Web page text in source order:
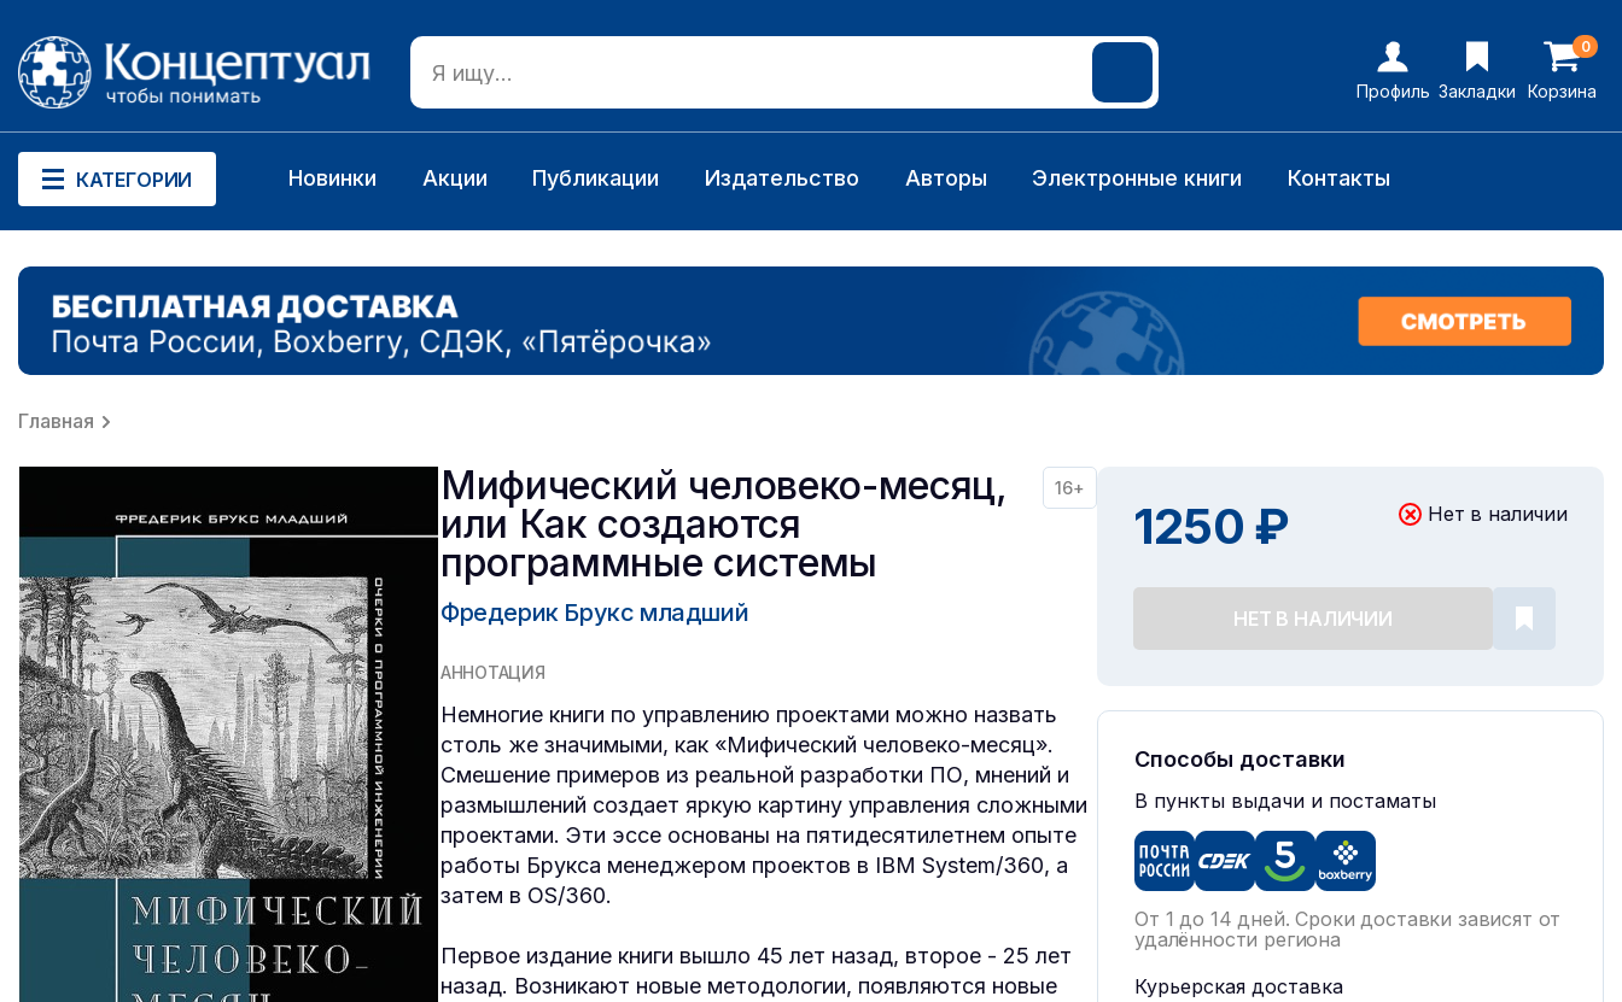
Профиль Закладки
0
Корзина
КАТЕГОРИИ Новинки Акции Публикации Издательство Авторы Электронные книги Контакты
Главная
Мифический человеко-месяц,
или Как создаются
программные системы
16+
Фредерик Брукс младший
АННОТАЦИЯ
Немногие книги по управлению проектами можно назвать
столь же значимыми, как «Мифический человеко-месяц».
Смешение примеров из реальной разработки ПО, мнений и
размышлений создает яркую картину управления сложными
проектами. Эти эссе основаны на пятидесятилетнем опыте
работы Брукса менеджером проектов в IBM System/360, а
затем в OS/360.
Первое издание книги вышло 45 лет назад, второе - 25 лет
назад. Возникают новые методологии, появляются новые
1250 ₽ Нет в наличии
НЕТ В НАЛИЧИИ
Способы доставки
В пункты выдачи и постаматы
От 1 до 14 дней. Сроки доставки зависят от
удалённости региона
Курьерская доставка